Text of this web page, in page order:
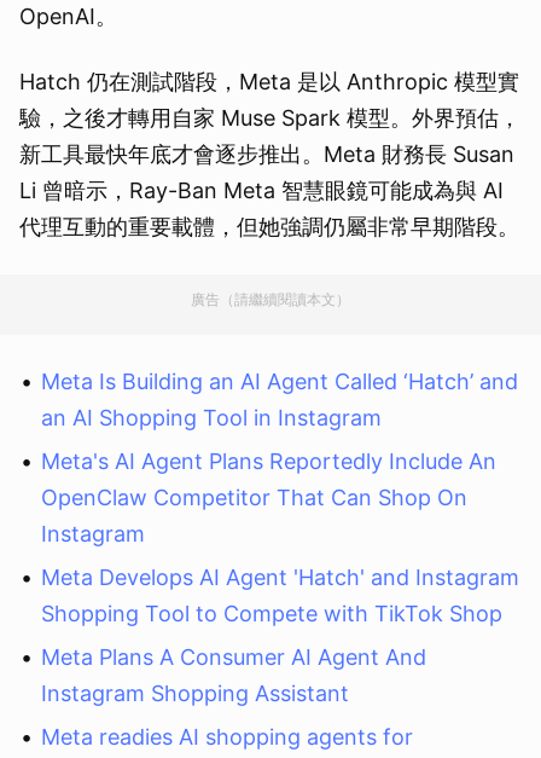
OpenAI。
Hatch 仍在測試階段，Meta 是以 Anthropic 模型實
驗，之後才轉用自家 Muse Spark 模型。外界預估，
新工具最快年底才會逐步推出。Meta 財務長 Susan
Li 曾暗示，Ray-Ban Meta 智慧眼鏡可能成為與 AI
代理互動的重要載體，但她強調仍屬非常早期階段。
廣告（請繼續閱讀本文）
Meta Is Building an AI Agent Called ‘Hatch’ and
an AI Shopping Tool in Instagram
Meta's AI Agent Plans Reportedly Include An
OpenClaw Competitor That Can Shop On
Instagram
Meta Develops AI Agent 'Hatch' and Instagram
Shopping Tool to Compete with TikTok Shop
Meta Plans A Consumer AI Agent And
Instagram Shopping Assistant
Meta readies AI shopping agents for